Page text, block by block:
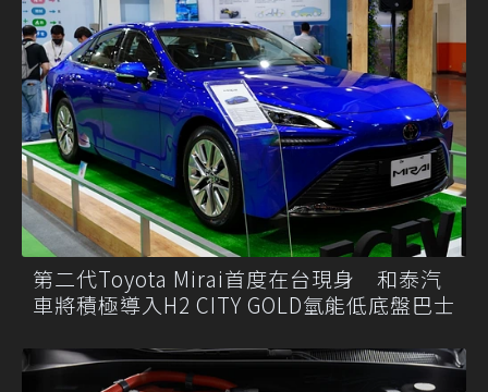
第二代Toyota Mirai首度在台現身 和泰汽
車將積極導入H2 CITY GOLD氫能低底盤巴士